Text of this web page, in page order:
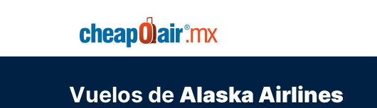
Vuelos de Alaska Airlines